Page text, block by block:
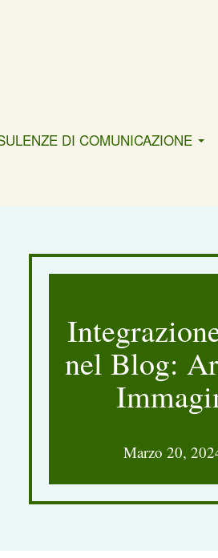
DI COMUNICAZIONE
nel Blog:
Marzo 20,